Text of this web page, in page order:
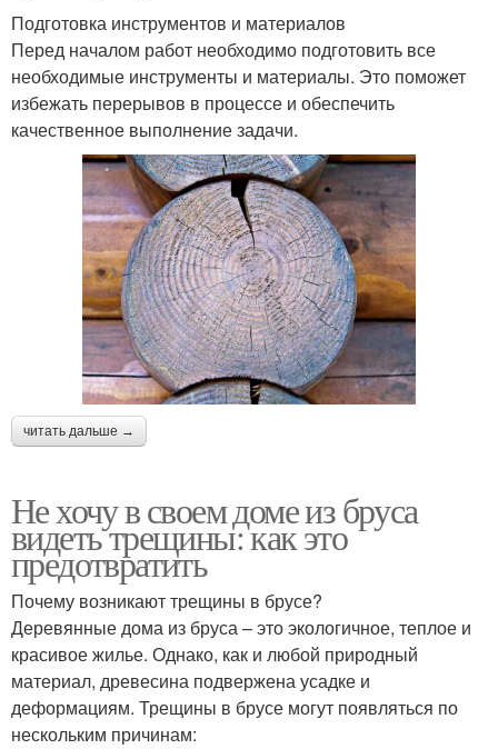
Подготовка инструментов и материалов
Перед началом работ необходимо подготовить все
необходимые инструменты и материалы. Это поможет
избежать перерывов в процессе и обеспечить
качественное выполнение задачи.
читать дальше →
Не хочу в своем доме из бруса
видеть трещины: как это
предотвратить
Почему возникают трещины в брусе?
Деревянные дома из бруса – это экологичное, теплое и
красивое жилье. Однако, как и любой природный
материал, древесина подвержена усадке и
деформациям. Трещины в брусе могут появляться по
нескольким причинам: